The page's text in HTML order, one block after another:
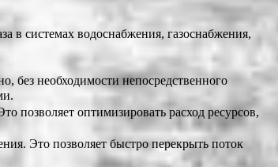
в системах водоснабжения, газоснабжения,
без необходимости непосредственного
позволяет оптимизировать расход ресурсов,
Это позволяет быстро перекрыть поток